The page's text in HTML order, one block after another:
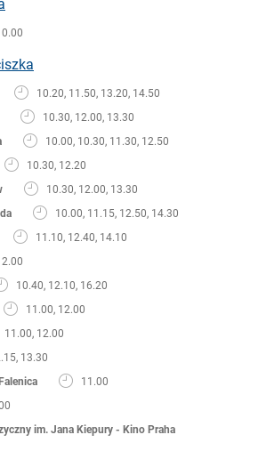
10.20, 11.50, 13.20, 14.50
10.30, 12.00, 13.30
10.00, 10.30, 11.30, 12.50
10.30, 12.20
10.30, 12.00, 13.30
10.00, 11.15, 12.50, 14.30
11.10, 12.40, 14.10
10.40, 12.10, 16.20
11.00, 12.00
11.00, 12.00
13.30
11.00
im. Jana Kiepury - Kino Praha